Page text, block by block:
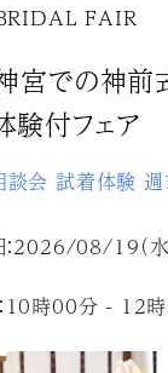
FAIR
宮での神前
験付フェア
談会 試着体験
：2026/08/19（水
10時00分 - 12